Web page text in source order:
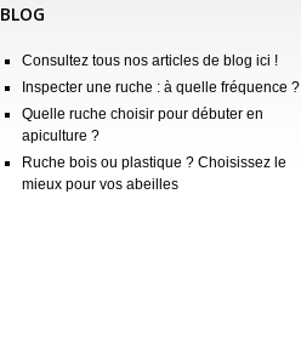
BLOG
Consultez tous nos articles de blog ici !
Inspecter une ruche : à quelle fréquence ?
Quelle ruche choisir pour débuter en
apiculture ?
Ruche bois ou plastique ? Choisissez le
mieux pour vos abeilles